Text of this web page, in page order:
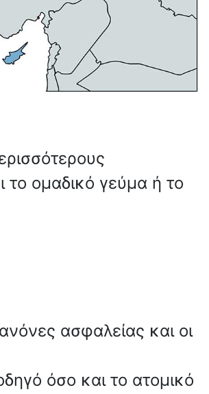
ομαδικό γεύμα ή το
ασφαλείας και οι
όσο και το ατομικό